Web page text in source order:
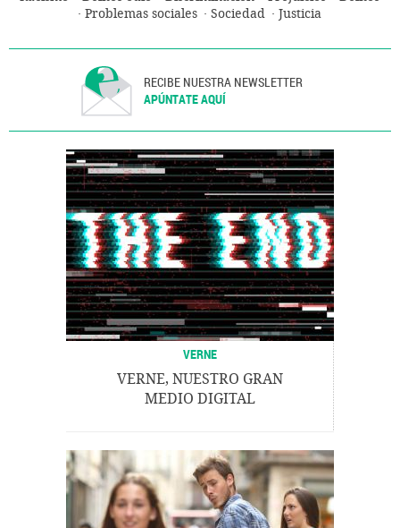
Problemas sociales
Sociedad Justicia
RECIBE NUESTRA NEWSLETTER
APÚNTATE AQUÍ
VERNE
VERNE, NUESTRO GRAN
MEDIO DIGITAL